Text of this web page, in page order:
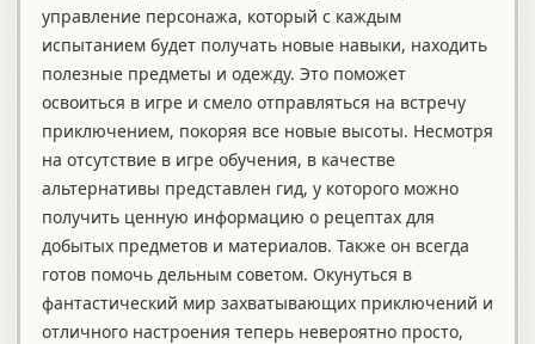
управление персонажа, который с каждым
испытанием будет получать новые навыки, находить
полезные предметы и одежду. Это поможет
освоиться в игре и смело отправляться на встречу
приключением, покоряя все новые высоты. Несмотря
на отсутствие в игре обучения, в качестве
альтернативы представлен гид, у которого можно
получить ценную информацию о рецептах для
добытых предметов и материалов. Также он всегда
готов помочь дельным советом. Окунуться в
фантастический мир захватывающих приключений и
отличного настроения теперь невероятно просто,